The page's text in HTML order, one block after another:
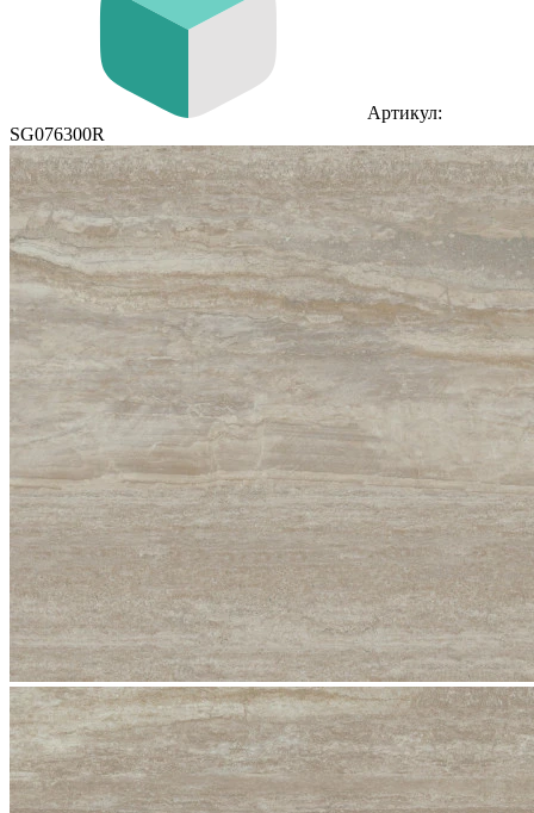
Артикул:
SG076300R